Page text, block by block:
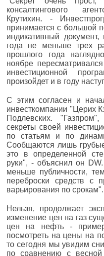
консалтингового
Крутихин. -
принимается с большой
индикативный
года не меньше трех
прошлого года
ноябре
инвестиционной
произойдет и в году
С этим согласен и
инвесткомпании "Церих
Подлевских.
секреты своей
по статьям и по
Сообщаются лишь
это в определенной
руки", - объяснил он
меньше публичности,
переброски средств с
варьирования по срокам".
Нельзя, продолжает
изменение цен на газ
цен на нефть -
посмотреть на цены на
то сегодня мы увидим
по сравнению с